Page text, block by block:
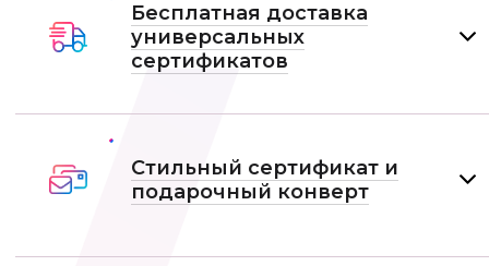
Бесплатная доставка
универсальных
сертификатов
Стильный сертификат и
подарочный конверт